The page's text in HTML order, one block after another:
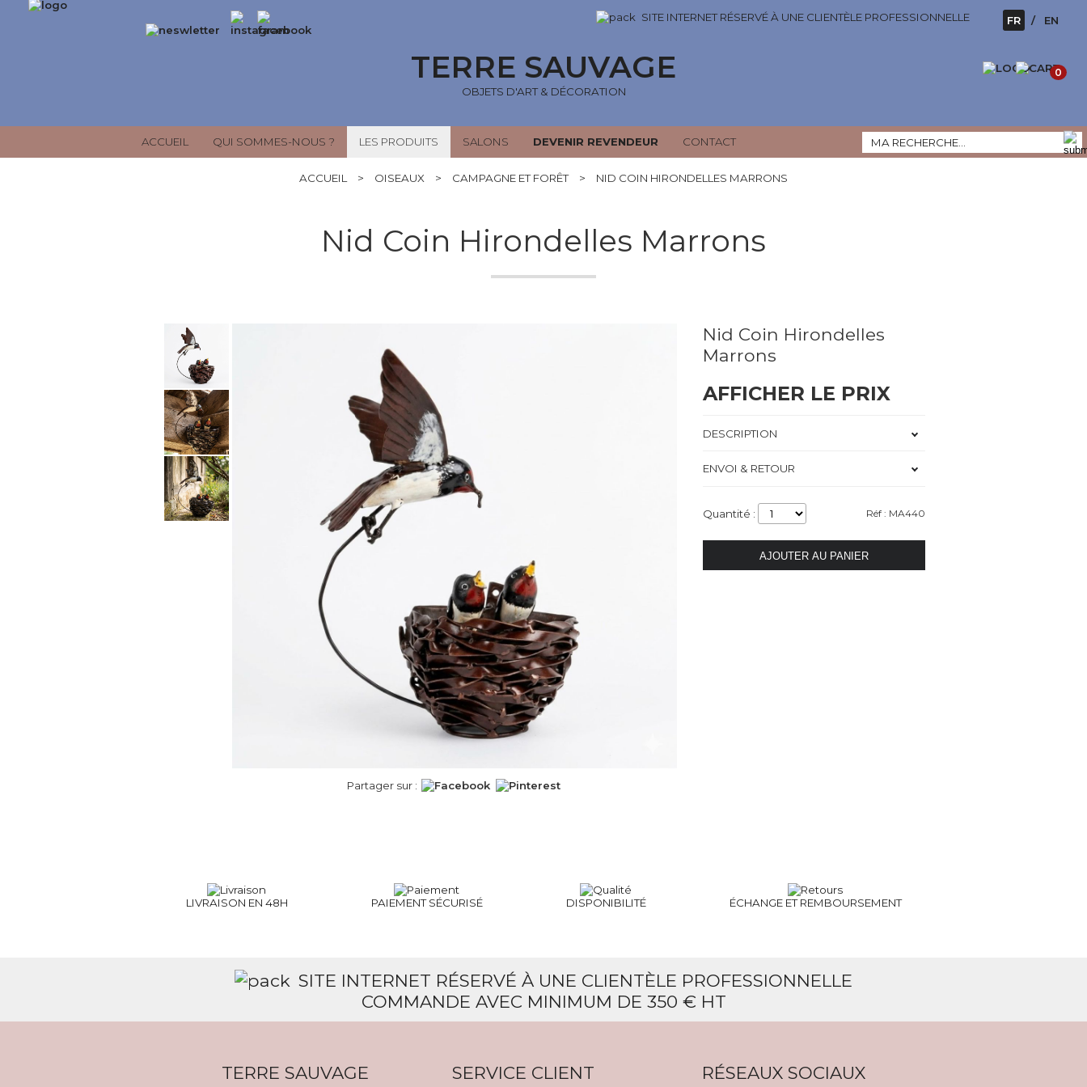
SITE INTERNET RÉSERVÉ À UNE CLIENTÈLE PROFESSIONNELLE
TERRE SAUVAGE
OBJETS D'ART & DÉCORATION
FR EN
0
ACCUEIL QUI SOMMES-NOUS ? LES PRODUITS SALONS DEVENIR REVENDEUR CONTACT
ACCUEIL > OISEAUX > CAMPAGNE ET FORÊT > NID COIN HIRONDELLES MARRONS
Nid Coin Hirondelles Marrons
Partager sur :
Nid Coin Hirondelles
Marrons
AFFICHER LE PRIX
DESCRIPTION
ENVOI & RETOUR
Quantité : Réf : MA440
LIVRAISON EN 48H PAIEMENT SÉCURISÉ DISPONIBILITÉ ÉCHANGE ETREMBOURSEMENT
SITE INTERNET RÉSERVÉ À UNE CLIENTÈLE PROFESSIONNELLE
COMMANDE AVEC MINIMUM DE 350 € HT
TERRE SAUVAGE SERVICE CLIENT RÉSEAUX SOCIAUX